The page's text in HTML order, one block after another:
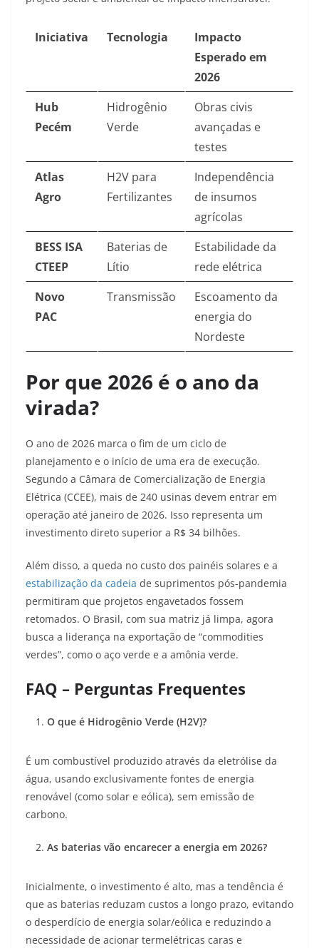
Iniciativa Tecnologia
Impacto
Esperado em
2026
Hub
Pecém
Hidrogênio
Verde
Obras civis
avançadas e
testes
Atlas
Agro
H2V para
Fertilizantes
Independência
de insumos
agrícolas
BESS ISA
CTEEP
Baterias de
Lítio
Estabilidade da
rede elétrica
Novo
PAC
Transmissão
Escoamento da
energia do
Nordeste
Por que 2026 é o ano da
virada?
O ano de 2026 marca o fim de um ciclo de
planejamento e o início de uma era de execução.
Segundo a Câmara de Comercialização de Energia
Elétrica (CCEE), mais de 240 usinas devem entrar em
operação até janeiro de 2026. Isso representa um
investimento direto superior a R$ 34 bilhões.
Além disso, a queda no custo dos painéis solares e a
estabilização da cadeia de suprimentos pós-pandemia
permitiram que projetos engavetados fossem
retomados. O Brasil, com sua matriz já limpa, agora
busca a liderança na exportação de “commodities
verdes”, como o aço verde e a amônia verde.
FAQ – Perguntas Frequentes
O que é Hidrogênio Verde (H2V)?
É um combustível produzido através da eletrólise da
água, usando exclusivamente fontes de energia
renovável (como solar e eólica), sem emissão de
carbono.
As baterias vão encarecer a energia em 2026?
Inicialmente, o investimento é alto, mas a tendência é
que as baterias reduzam custos a longo prazo, evitando
o desperdício de energia solar/eólica e reduzindo a
necessidade de acionar termelétricas caras e